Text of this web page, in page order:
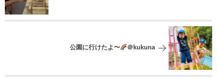
公園に行けたよ〜 ＠kukuna